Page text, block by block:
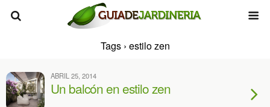
Tags › estilo zen
ABRIL 25, 2014
Un balcón en estilo zen